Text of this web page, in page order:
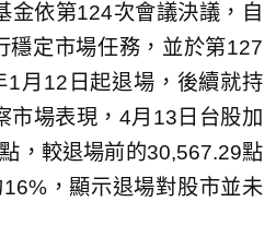
金依第124次會議決議，自
穩定市場任務，並於第127
1月12日起退場，後續就持
市場表現，4月13日台股加
，較退場前的30,567.29點
，顯示退場對股市並未